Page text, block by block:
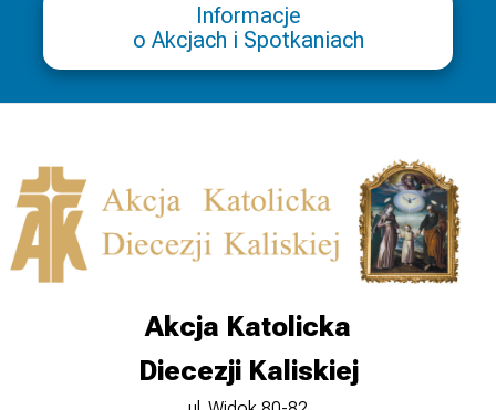
Informacje
o Akcjach i Spotkaniach
Akcja Katolicka
Diecezji Kaliskiej